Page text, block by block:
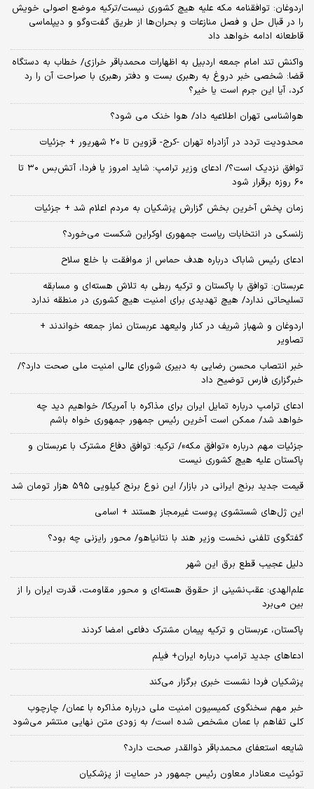
اردوغان: توافقنامه مکه علیه هیچ کشوری نیست/ترکیه موضع اصولی خویش
را در قبال حل و فصل منازعات و بحران‌ها از طریق گفت‌وگو و دیپلماسی
قاطعانه ادامه خواهد داد
واکنش تند امام جمعه اردبیل به اظهارات محمدباقر خرازی/ خطاب به دستگاه
قضا: شخصی خبر دروغ به رهبری بست و دفتر رهبری با صراحت آن را رد
کرد، آیا این جرم است یا خیر؟
هواشناسی تهران اطلاعیه داد/ هوا خنک می شود؟
محدودیت تردد در آزادراه تهران -کرج- قزوین تا ۲۰ شهریور + جزئیات
توافق نزدیک است؟/ ادعای وزیر ترامپ: شاید امروز یا فردا، آتش‌بس ۳۰ تا
۶۰ روزه برقرار شود
زمان پخش آخرین بخش گزارش پزشکیان به مردم اعلام شد + جزئیات
زلنسکی در انتخابات ریاست جمهوری اوکراین شکست می‌خورد؟
ادعای رئیس شاباک درباره هدف حماس از موافقت با خلع سلاح
عربستان: توافق با پاکستان و ترکیه ربطی به تلاش هسته‌ای و مسابقه
تسلیحاتی ندارد/ هیچ تهدیدی برای امنیت هیچ کشوری در منطقه ندارد
اردوغان و شهباز شریف در کنار ولیعهد عربستان نماز جمعه خواندند +
تصاویر
خبر انتصاب محسن رضایی به دبیری شورای عالی امنیت ملی صحت دارد؟/
خبرگزاری فارس توضیح داد
ادعای ترامپ درباره تمایل ایران برای مذاکره با آمریکا/ خواهیم دید چه
خواهد شد/ ممکن است آخرین رئیس‌ جمهور جمهوری خواه باشم
جزئیات مهم درباره «توافق مکه»/ ترکیه‌: توافق دفاع مشترک با عربستان و
پاکستان علیه هیچ کشوری نیست
قیمت جدید برنج ایرانی در بازار/ این نوع برنج کیلویی ۵۹۵ هزار تومان شد
این ژل‌های شستشوی پوست غیرمجاز هستند + اسامی
گفتگوی تلفنی نخست وزیر هند با نتانیاهو/ محور رایزنی چه بود؟
دلیل عجیب قطع برق این شهر
علم‌الهدی: عقب‌نشینی از حقوق هسته‌ای و محور مقاومت، قدرت ایران را از
بین می‌برد
پاکستان، عربستان و ترکیه پیمان مشترک دفاعی امضا کردند
ادعاهای جدید ترامپ درباره ایران+ فیلم
پزشکیان فردا نشست خبری برگزار می‌کند
خبر مهم سخنگوی کمیسیون امنیت ملی درباره مذاکره با عمان/ چارچوب
کلی تفاهم با عمان مشخص شده است/ به زودی متن نهایی منتشر می‌شود
شایعه استعفای محمدباقر ذوالقدر صحت دارد؟
توئیت معنادار معاون رئیس جمهور در حمایت از پزشکیان